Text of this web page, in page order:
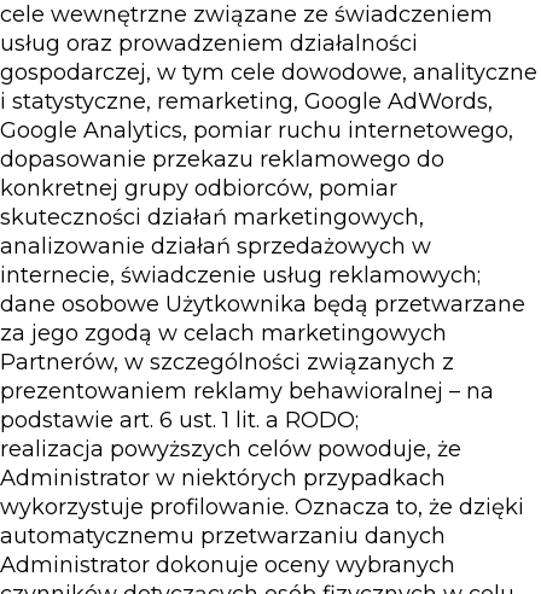
cele wewnętrzne związane ze świadczeniem
usług oraz prowadzeniem działalności
gospodarczej, w tym cele dowodowe, analityczne
i statystyczne, remarketing, Google AdWords,
Google Analytics, pomiar ruchu internetowego,
dopasowanie przekazu reklamowego do
konkretnej grupy odbiorców, pomiar
skuteczności działań marketingowych,
analizowanie działań sprzedażowych w
internecie, świadczenie usług reklamowych;
dane osobowe Użytkownika będą przetwarzane
za jego zgodą w celach marketingowych
Partnerów, w szczególności związanych z
prezentowaniem reklamy behawioralnej – na
podstawie art. 6 ust. 1 lit. a RODO;
realizacja powyższych celów powoduje, że
Administrator w niektórych przypadkach
wykorzystuje profilowanie. Oznacza to, że dzięki
automatycznemu przetwarzaniu danych
Administrator dokonuje oceny wybranych